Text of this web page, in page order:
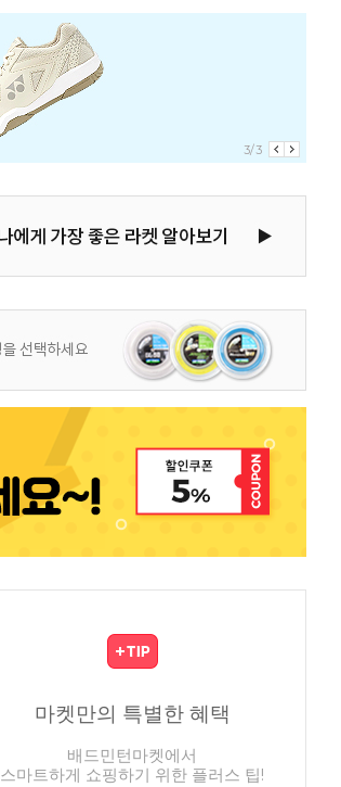
1/3
마켓만의 특별한 혜택
배드민턴마켓에서
스마트하게 쇼핑하기 위한 플러스 팁!